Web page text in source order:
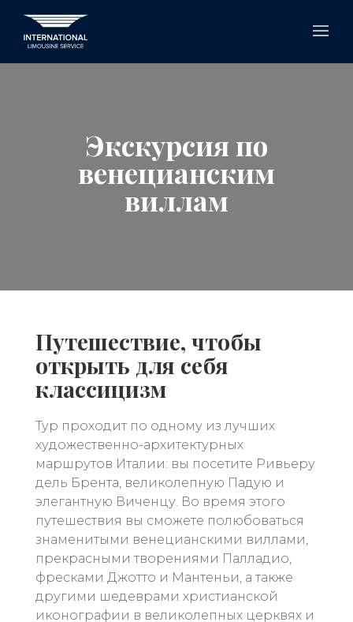
Экскурсия по
венецианским
виллам
Путешествие, чтобы
открыть для себя
классицизм
Тур проходит по одному из лучших
художественно-архитектурных
маршрутов Италии: вы посетите Ривьеру
дель Брента, великолепную Падую и
элегантную Виченцу. Во время этого
путешествия вы сможете полюбоваться
знаменитыми венецианскими виллами,
прекрасными творениями Палладио,
фресками Джотто и Мантеньи, а также
другими шедеврами христианской
иконографии в великолепных церквях и